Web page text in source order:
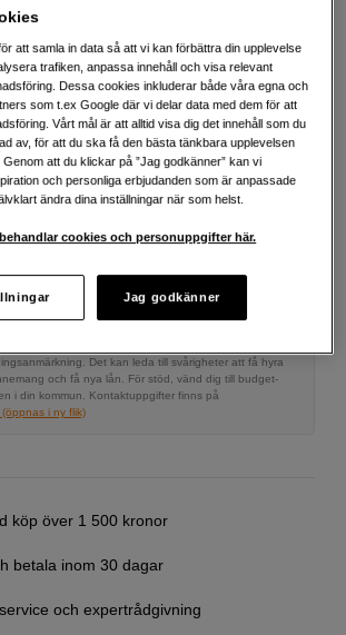
Lägg i kundvagn
aviavgift 45 SEK/mån tillkommer
Det kan leda till svårigheter att få hyra
och få nya lån. För stöd, vänd dig till budget-
i din kommun. Kontaktuppgifter finns på
i ny flik)
köp över 1 500 kronor
betala inom 30 dagar
och expertrådgivning
att samla in data så att vi kan förbättra din upplevelse
trafiken, anpassa innehåll och visa relevant
Dessa cookies inkluderar både våra egna och
som t.ex Google där vi delar data med dem för att
Vårt mål är att alltid visa dig det innehåll som du
av, för att du ska få den bästa tänkbara upplevelsen
att du klickar på ”Jag godkänner” kan vi
och personliga erbjudanden som är anpassade
ändra dina inställningar när som helst.
cookies och personuppgifter här.
Jag godkänner